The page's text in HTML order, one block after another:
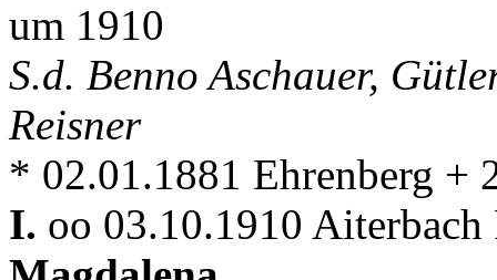
um 1910
S.d. Benno Aschauer,
Reisner
* 02.01.1881 Ehrenberg +
I. oo 03.10.1910